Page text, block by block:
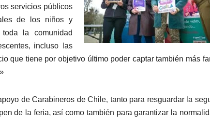
servicios públicos
de los niños y
la comunidad
incluso las
que tiene por objetivo último poder captar también más
de Carabineros de Chile, tanto para resguardar la
de la feria, así como también para garantizar la